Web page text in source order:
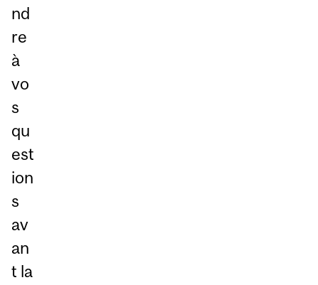
nd
re
à
vo
s
qu
est
ion
s
av
an
t la